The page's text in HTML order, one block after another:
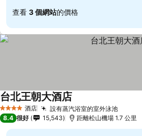
查看 3 個網站的價格
4 星級 酒店 設有蒸汽浴室的室外泳池
台北王朝大酒店
8.4 很好 15,543 距離松山機場 1.7 公里